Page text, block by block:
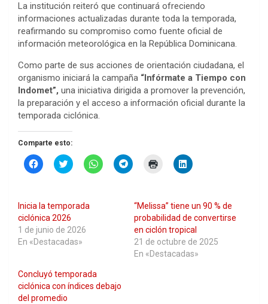
La institución reiteró que continuará ofreciendo
informaciones actualizadas durante toda la temporada,
reafirmando su compromiso como fuente oficial de
información meteorológica en la República Dominicana.
Como parte de sus acciones de orientación ciudadana, el
organismo iniciará la campaña “Infórmate a Tiempo con
Indomet”, una iniciativa dirigida a promover la prevención,
la preparación y el acceso a información oficial durante la
temporada ciclónica.
Comparte esto:
H
a
i
c
p
a
r
a
c
p
a
r
t
H
a
c
p
a
r
a
c
p
a
r
H
a
r
H
a
c
p
a
r
a
i
m
H
a
c
p
a
r
a
c
o
Inicia la temporada
ciclónica 2026
1 de junio de 2026
En «Destacadas»
“Melissa” tiene un 90 % de
probabilidad de convertirse
en ciclón tropical
21 de octubre de 2025
En «Destacadas»
Concluyó temporada
ciclónica con índices debajo
del promedio